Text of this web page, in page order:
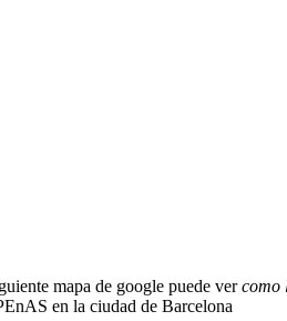
mapa de google puede vercomo
en la ciudad de Barcelona